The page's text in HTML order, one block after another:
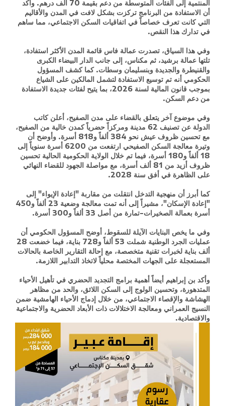
المنتمية إلى الفئات المتوسطة من دعم بقيمة 70 ألف درهم. وأكد
أن الاستفادة من البرنامج تركزت بشكل لافت في المدن والأقاليم
التي كانت تعرف خصاصاً في اتفاقيات السكن الاجتماعي، مما ساهم
في تدارك هذا النقص.
وفي هذا السياق، تصدرت عمالة فاس قائمة المدن الأكثر استفادة،
تلتها عمالة برشيد، ثم مكناس، إلى جانب الدار البيضاء الكبرى
والقنيطرة والجديدة وبنسليمان وسطات. كما كشف المسؤول
الحكومي أنه تم توسيع الاستفادة لتشمل المالكين على الشياع
بموجب قانون المالية لسنة 2026، بما يتيح لفئات جديدة الاستفادة
من دعم السكن.
وفي موضوع آخر يتعلق بالقضاء على مدن الصفيح، أعلن كاتب
الدولة عن تصنيف 62 مدينة ومركزاً حضرياً كمدن خالية من الصفيح،
مع تحسين ظروف عيش نحو 384 ألفاً و818 أسرة. وأوضح أن
وتيرة معالجة السكن الصفيحي ارتفعت من 6200 أسرة سنوياً إلى
18 ألفاً و180 أسرة، فيما تم خلال الولاية الحكومية الحالية تحسين
ظروف أزيد من 81 ألف أسرة، مع مواصلة الجهود للقضاء النهائي
على الظاهرة في أفق سنة 2028.
كما أبرز أن منهجية التدخل انتقلت من مقاربة "إعادة الإيواء" إلى
"إعادة الإسكان"، مشيراً إلى أنه تمت معالجة وضعية 23 ألفاً و450
أسرة بعمالة الصخيرات-تمارة من أصل 33 ألفاً و300 أسرة.
وفي ما يخص البنايات الآيلة للسقوط، أوضح المسؤول الحكومي أن
عمليات الجرد الوطنية شملت 53 ألفاً و728 بناية، فيما خضعت 28
ألف بناية لخبرات تقنية متخصصة، مع إحالة التقارير الخاصة بالحالات
المستعجلة على الجهات المختصة محلياً لاتخاذ التدابير اللازمة.
وأكد بن إبراهيم أيضاً أهمية برامج التجديد الحضري في تأهيل الأحياء
المتدهورة، وتحسين الولوج إلى السكن اللائق، والحد من مظاهر
الهشاشة والإقصاء الاجتماعي، من خلال إدماج الأحياء الهامشية ضمن
النسيج العمراني ومعالجة الاختلالات ذات الأبعاد الحضرية والاجتماعية
والاقتصادية.